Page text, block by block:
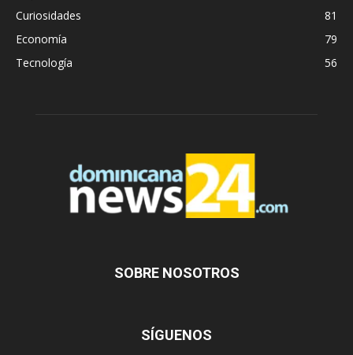
Curiosidades
81
Economía
79
Tecnología
56
SOBRE NOSOTROS
SÍGUENOS